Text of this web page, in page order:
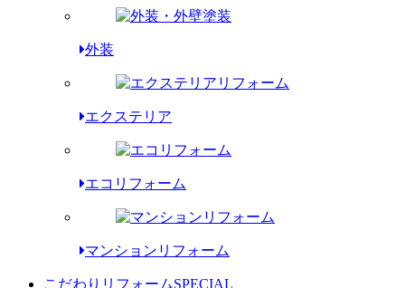
外装
エクステリア
エコリフォーム
マンションリフォーム
こだわりリフォームSPECIAL